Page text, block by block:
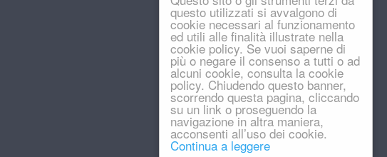
questo utilizzati si avvalgono di
cookie necessari al funzionamento
ed utili alle finalità illustrate nella
cookie policy. Se vuoi saperne di
più o negare il consenso a tutti o ad
alcuni cookie, consulta la cookie
policy. Chiudendo questo banner,
scorrendo questa pagina, cliccando
su un link o proseguendo la
navigazione in altra maniera,
acconsenti all’uso dei cookie.
Continua a leggere